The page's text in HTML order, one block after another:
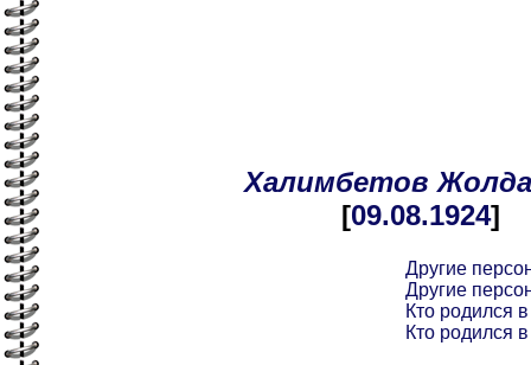
Халимбетов
[09.08.1924]
Другие
Другие
Кто родился
Кто родился